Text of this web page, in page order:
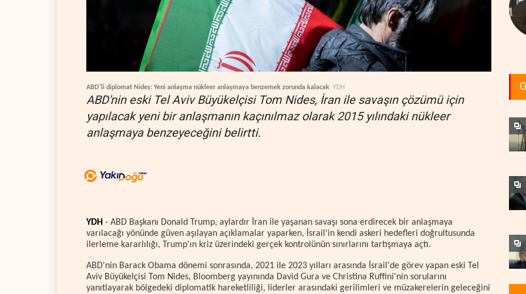
ABD'li diplomat Nides: Yeni anlaşma nükleer anlaşmaya benzemek zorunda kalacak YDH
ABD'nin eski Tel Aviv Büyükelçisi Tom Nides, İran ile savaşın çözümü için
yapılacak yeni bir anlaşmanın kaçınılmaz olarak 2015 yılındaki nükleer
anlaşmaya benzeyeceğini belirtti.
YDH - ABD Başkanı Donald Trump, aylardır İran ile yaşanan savaşı sona erdirecek bir anlaşmaya
varılacağı yönünde güven aşılayan açıklamalar yaparken, İsrail'in kendi askeri hedefleri doğrultusunda
ilerleme kararlılığı, Trump'ın kriz üzerindeki gerçek kontrolünün sınırlarını tartışmaya açtı.
ABD'nin Barack Obama dönemi sonrasında, 2021 ile 2023 yılları arasında İsrail'de görev yapan eski Tel
Aviv Büyükelçisi Tom Nides, Bloomberg yayınında David Gura ve Christina Ruffini'nin sorularını
yanıtlayarak bölgedeki diplomatik hareketliliği, liderler arasındaki gerilimleri ve müzakerelerin geleceğini